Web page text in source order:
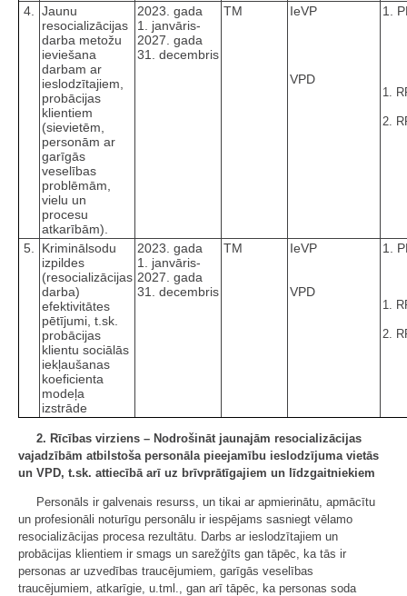
4.
Jaunu
resocializācijas
darba metožu
ieviešana
darbam ar
ieslodzītajiem,
probācijas
klientiem
(sievietēm,
personām ar
garīgās
veselības
problēmām,
vielu un
procesu
atkarībām).
2023. gada
1. janvāris-
2027. gada
31. decembris
TM IeVP 1.
VPD
1.
2.
5.
Kriminālsodu
izpildes
(resocializācijas
darba)
efektivitātes
pētījumi, t.sk.
probācijas
klientu sociālās
iekļaušanas
koeficienta
modeļa
izstrāde
2023. gada
1. janvāris-
2027. gada
31. decembris
TM IeVP 1.
VPD
1.
2.
2. Rīcības virziens – Nodrošināt jaunajām resocializācijas
vajadzībām atbilstoša personāla pieejamību ieslodzījuma vietās
un VPD, t.sk. attiecībā arī uz brīvprātīgajiem un līdzgaitniekiem
Personāls ir galvenais resurss, un tikai ar apmierinātu, apmācītu
un profesionāli noturīgu personālu ir iespējams sasniegt vēlamo
resocializācijas procesa rezultātu. Darbs ar ieslodzītajiem un
probācijas klientiem ir smags un sarežģīts gan tāpēc, ka tās ir
personas ar uzvedības traucējumiem, garīgās veselības
traucējumiem, atkarīgie, u.tml., gan arī tāpēc, ka personas soda